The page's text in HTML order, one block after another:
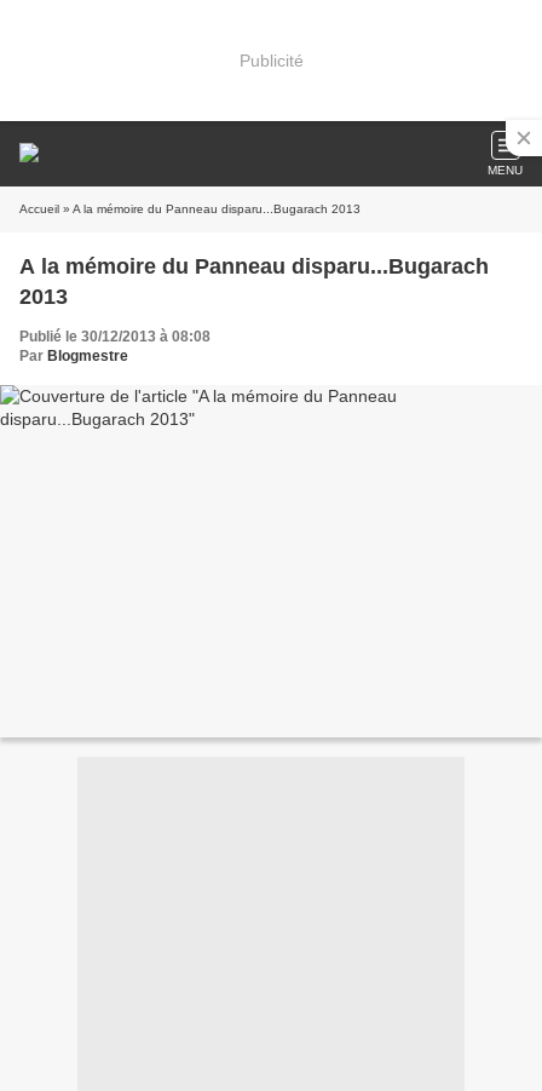
Publicité
MENU
Accueil » A la mémoire du Panneau disparu...Bugarach 2013
A la mémoire du Panneau disparu...Bugarach
2013
Publié le 30/12/2013 à 08:08
Par Blogmestre